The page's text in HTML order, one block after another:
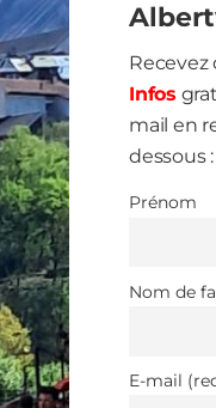
Infos
mail en
dessous :
Prénom
Nom de
E-mail